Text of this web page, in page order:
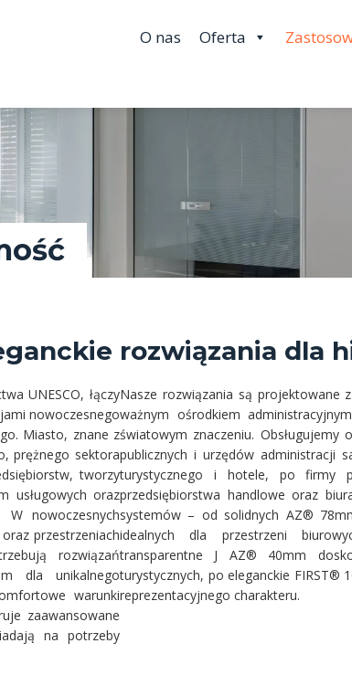
O nas Oferta
rozwiązania dla
UNESCO, łączy
nowoczesnego
Miasto, znane z
prężnego sektora
tworzy
usługowych oraz
W nowoczesnych
przestrzeniach
rozwiązań
dla unikalnego
warunki
zaawansowane
na potrzeby
Nasze rozwiązania są projektowane
ważnym ośrodkiem
światowym znaczeniu.
publicznych i urzędów administracji
turystycznego i hotele, po firmy
przedsiębiorstwa handlowe oraz
systemów – od solidnych AZ®
idealnych dla przestrzeni
transparentne J AZ® 40mm
turystycznych, po eleganckie FIRST®
reprezentacyjnego charakteru.